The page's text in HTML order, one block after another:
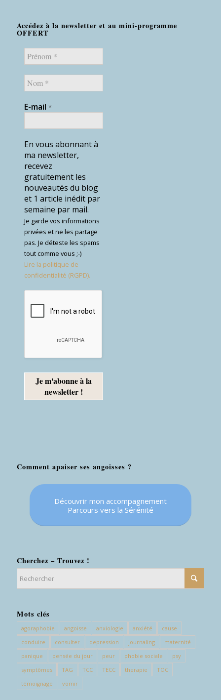
Accédez à la newsletter et au mini-programme
OFFERT
E-mail *
En vous abonnant à
ma newsletter,
recevez
gratuitement les
nouveautés du blog
et 1 article inédit par
semaine par mail.
Je garde vos informations
privées et ne les partage
pas. Je déteste les spams
tout comme vous ;-)
Lire la politique de
confidentialité (RGPD).
Comment apaiser ses angoisses ?
Découvrir mon accompagnement
Parcours vers la Sérénité
Cherchez – Trouvez !
Mots clés
agoraphobie angoisse anxiologie anxiété
cause
conduire
consulter depression journaling
maternité
panique
pensée du jour peur phobie sociale
psy
symptômes
TAG TCC TECC therapie
TOC
témoignage
vomir